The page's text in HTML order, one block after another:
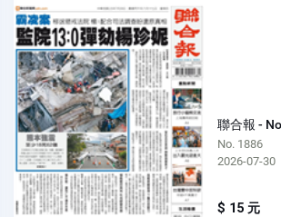
聯合報 -
No. 1886
2026-07-30
$ 15 元